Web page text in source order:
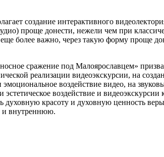
создание интерактивного
проще донести, нежели чем при
более важно, через такую форму проще
сражение под Малоярославцем»
реализации видеоэкскурсии, на
воздействие видео, на
воздействие и
духовную красоту и духовную ценность
и внутреннюю.